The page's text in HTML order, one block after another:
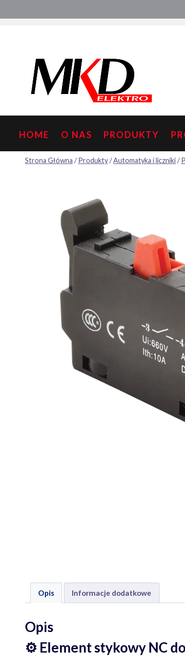
do
HOME O NAS PRODUKTY
Strona Główna / Produkty/Automatyka i liczniki/
Opis Informacje dodatkowe
Opis
⚙️ Element stykowy NC